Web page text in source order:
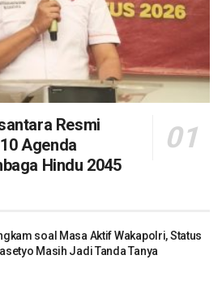
Resmi
Agenda
Hindu 2045
soal Masa Aktif Wakapolri, Status
Masih Jadi Tanda Tanya